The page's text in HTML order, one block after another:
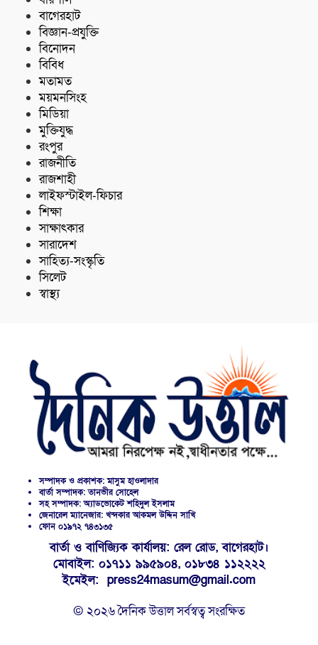
বাগেরহাট
বিজ্ঞান-প্রযুক্তি
বিনোদন
বিবিধ
মতামত
ময়মনসিংহ
মিডিয়া
মুক্তিযুদ্ধ
রংপুর
রাজনীতি
রাজশাহী
লাইফস্টাইল-ফিচার
শিক্ষা
সাক্ষাৎকার
সারাদেশ
সাহিত্য-সংস্কৃতি
সিলেট
স্বাস্থ্য
সম্পাদক ও প্রকাশক: মাসুম হাওলাদার
বার্তা সম্পাদক: তানভীর সোহেল
সহ সম্পাদক: অ্যাডভোকেট শহিদুল ইসলাম
জেনারেল ম্যানেজার: খন্দকার আকমল উদ্দিন সাখি
ফোন ০১৯৭২ ৭৪৩১৩৫
বার্তা ও বাণিজ্যিক কার্যালয়: রেল রোড, বাগেরহাট।
মোবাইল: ০১৭১১ ৯৯৫৯০৪, ০১৮৩৪ ১১২২২২
ইমেইল: press24masum@gmail.com
© ২০২৬ দৈনিক উত্তাল সর্বস্বত্ব সংরক্ষিত